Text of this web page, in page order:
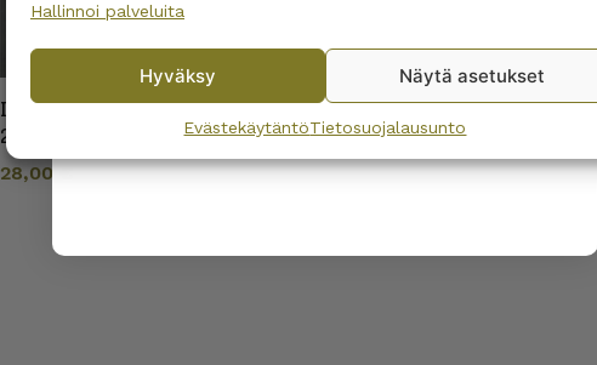
Hallinnoi palveluita
Hyväksy Näytä asetukset
EvästekäytäntöTietosuojalausunto
Iittala Fenix punaviinilasi
26 cl
28,00€
Iittala Joiku
27 cl
By subscribing to the newsletter, you consent to receiving messages from
Wanhojen kuppien and confirm that you have read and accepted